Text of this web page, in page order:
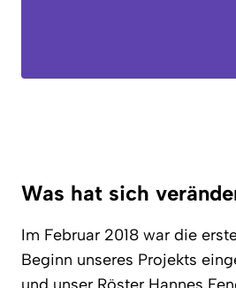
Was hat sich
Im Februar 2018 war die
Beginn unseres Projekts